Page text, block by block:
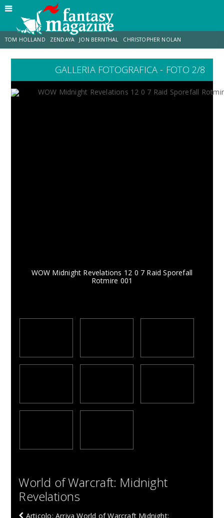
TOM HOLLAND ZENDAYA JON BERNTHAL CHRISTOPHER NOLAN
LUCCA COMICS & GAMES ODISSEA MARK RUFFALO
GALLERIA FOTOGRAFICA - FOTO 2/8
WOW Midnight Revelations 12 0 7 Raid Sporefall
Rotmire 001
World of Warcraft: Midnight
Revelations
Articolo: Arriva World of Warcraft Midnight: